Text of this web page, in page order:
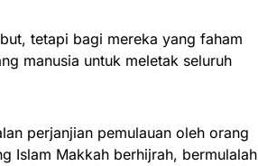
tetapi bagi mereka yang faham
manusia untuk meletak seluruh
perjanjian pemulauan oleh orang
Islam Makkah berhijrah, bermulalah